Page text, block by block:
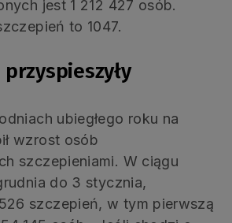
jest 1 212 427 osób.
to 1047.
ubiegłego roku na
wzrost osób
szczepieniami. W ciągu
do 3 stycznia,
szczepień, w tym pierwszą